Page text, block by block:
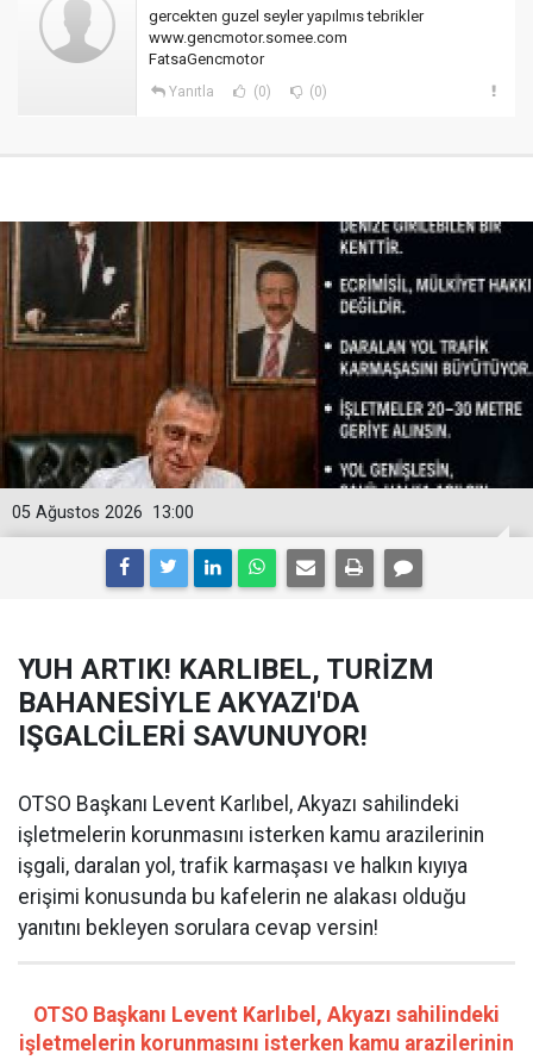
gercekten guzel seyler yapılmıs tebrikler
www.gencmotor.somee.com
FatsaGencmotor
Yanıtla (0) (0)
13:00
05 Ağustos 2026
YUH ARTIK! KARLIBEL, TURİZM
BAHANESİYLE AKYAZI'DA
IŞGALCİLERİ SAVUNUYOR!
OTSO Başkanı Levent Karlıbel, Akyazı sahilindeki
işletmelerin korunmasını isterken kamu arazilerinin
işgali, daralan yol, trafik karmaşası ve halkın kıyıya
erişimi konusunda bu kafelerin ne alakası olduğu
yanıtını bekleyen sorulara cevap versin!
OTSO Başkanı Levent Karlıbel, Akyazı sahilindeki
işletmelerin korunmasını isterken kamu arazilerinin